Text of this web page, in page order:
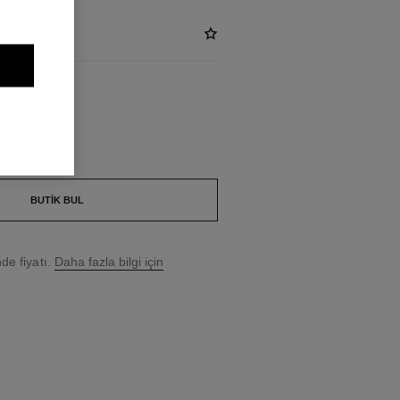
BUTIK BUL
fiyatı. Daha fazla bilgi için